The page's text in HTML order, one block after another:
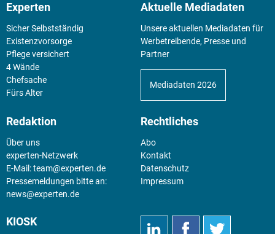
Experten
Sicher Selbstständig
Existenz­vorsorge
Pflege versichert
4 Wände
Chefsache
Fürs Alter
Aktuelle Mediadaten
Unsere aktuellen Mediadaten für
Werbetreibende, Presse und
Partner
Mediadaten 2026
Redaktion
Über uns
experten-Netzwerk
E-Mail:team@experten.de
Pressemeldungen bitte an:
news@experten.de
Rechtliches
Abo
Kontakt
Datenschutz
Impressum
KIOSK